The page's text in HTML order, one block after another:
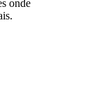
onde